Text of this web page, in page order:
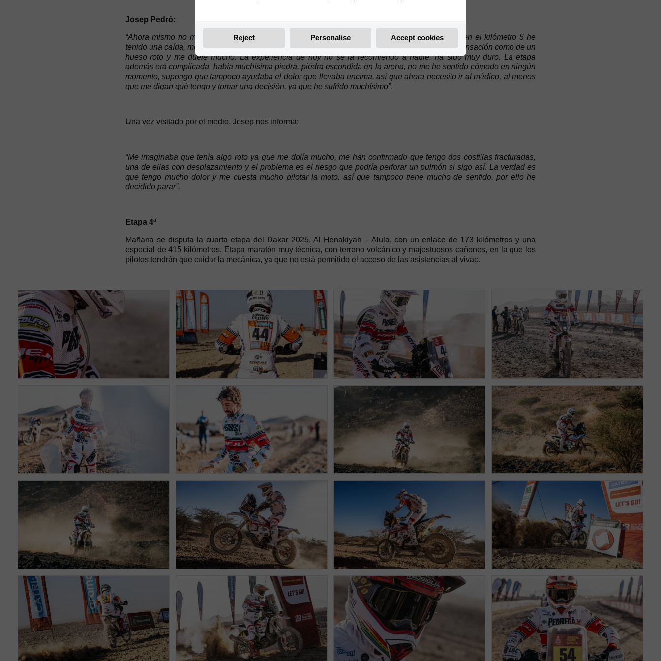
Josep Pedró:
“Ahora mismo no me salen ni las palabras, estoy muerto de frío. Hoy lo he pasado muy mal, en el kilómetro 5 he
tenido una caída, me he caído de espaldas y ahora iremos al médico a ver qué tengo, noto una sensación como de un
hueso roto y me duele mucho. La experiencia de hoy no se la recomiendo a nadie, ha sido muy duro. La etapa
además era complicada, había muchísima piedra, piedra escondida en la arena, no me he sentido cómodo en ningún
momento, supongo que tampoco ayudaba el dolor que llevaba encima, así que ahora necesito ir al médico, al menos
que me digan qué tengo y tomar una decisión, ya que he sufrido muchísimo”.
Una vez visitado por el medio, Josep nos informa:
“Me imaginaba que tenía algo roto ya que me dolía mucho, me han confirmado que tengo dos costillas fracturadas,
una de ellas con desplazamiento y el problema es el riesgo que podría perforar un pulmón si sigo así. La verdad es
que tengo mucho dolor y me cuesta mucho pilotar la moto, así que tampoco tiene mucho de sentido, por ello he
decidido parar”.
Etapa 4ª
Mañana se disputa la cuarta etapa del Dakar 2025, Al Henakiyah – Alula, con un enlace de 173 kilómetros y una
especial de 415 kilómetros. Etapa maratón muy técnica, con terreno volcánico y majestuosos cañones, en la que los
pilotos tendrán que cuidar la mecánica, ya que no está permitido el acceso de las asistencias al vivac.
Reject Personalise Accept cookies